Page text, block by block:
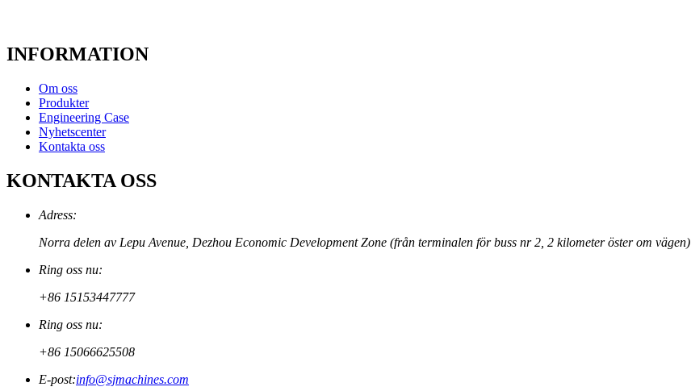
INFORMATION
Om oss
Produkter
Engineering Case
Nyhetscenter
Kontakta oss
KONTAKTA OSS
Adress:
Norra delen av Lepu Avenue, Dezhou Economic Development Zone (från terminalen för buss nr 2, 2 kilometer öster om vägen)
Ring oss nu:
+86 15153447777
Ring oss nu:
+86 15066625508
E-post:info@sjmachines.com